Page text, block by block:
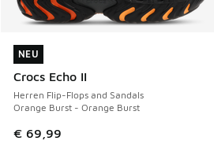
NEU
Crocs Echo II
Herren Flip-Flops and Sandals
Orange Burst - Orange Burst
€ 69,99
NEU